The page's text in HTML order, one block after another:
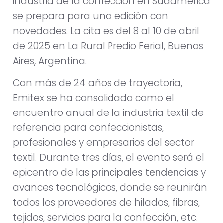
se prepara para una edición con
novedades. La cita es del 8 al 10 de abril
de 2025 en La Rural Predio Ferial, Buenos
Aires, Argentina.
Con más de 24 años de trayectoria,
Emitex se ha consolidado como el
encuentro anual de la industria textil de
referencia para confeccionistas,
profesionales y empresarios del sector
textil. Durante tres días, el evento será el
epicentro de las principales tendencias y
avances tecnológicos, donde se reunirán
todos los proveedores de hilados, fibras,
tejidos, servicios para la confección, etc.